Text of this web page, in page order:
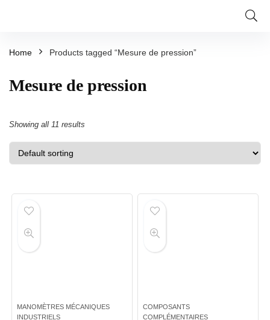
Home Products tagged “Mesure de pression”
Mesure de pression
Showing all 11 results
MANOMÈTRES MÉCANIQUES
INDUSTRIELS
COMPOSANTS
COMPLÉMENTAIRES